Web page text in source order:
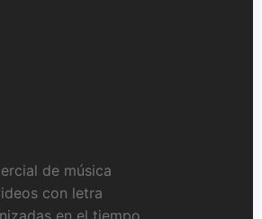
de música
con letra
en el tiempo